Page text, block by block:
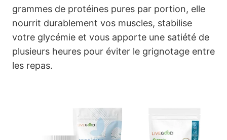
grammes de protéines pures par portion, elle
nourrit durablement vos muscles, stabilise
votre glycémie et vous apporte une satiété de
plusieurs heures pour éviter le grignotage entre
les repas.